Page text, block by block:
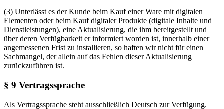
(3) Unterlässt es der Kunde beim Kauf einer Ware mit digitalen
Elementen oder beim Kauf digitaler Produkte (digitale Inhalte und
Dienstleistungen), eine Aktualisierung, die ihm bereitgestellt und
über deren Verfügbarkeit er informiert worden ist, innerhalb einer
angemessenen Frist zu installieren, so haften wir nicht für einen
Sachmangel, der allein auf das Fehlen dieser Aktualisierung
zurückzuführen ist.
§ 9 Vertragssprache
Als Vertragssprache steht ausschließlich Deutsch zur Verfügung.